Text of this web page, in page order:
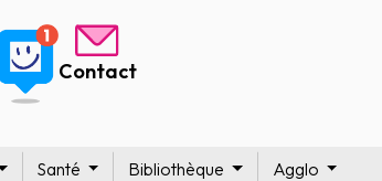
Contact
Santé Bibliothèque Agglo